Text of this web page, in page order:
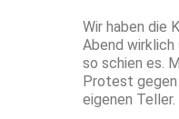
Wir haben die
Abend
so schien es.
Protest gegen
eigenen Teller.